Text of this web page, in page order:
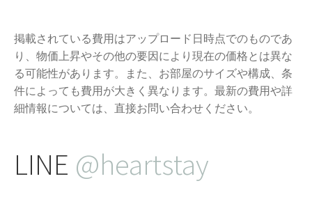
掲載されている費用はアップロード日時点でのものであ
り、物価上昇やその他の要因により現在の価格とは異な
る可能性があります。また、お部屋のサイズや構成、条
件によっても費用が大きく異なります。最新の費用や詳
細情報については、直接お問い合わせください。
LINE @heartstay